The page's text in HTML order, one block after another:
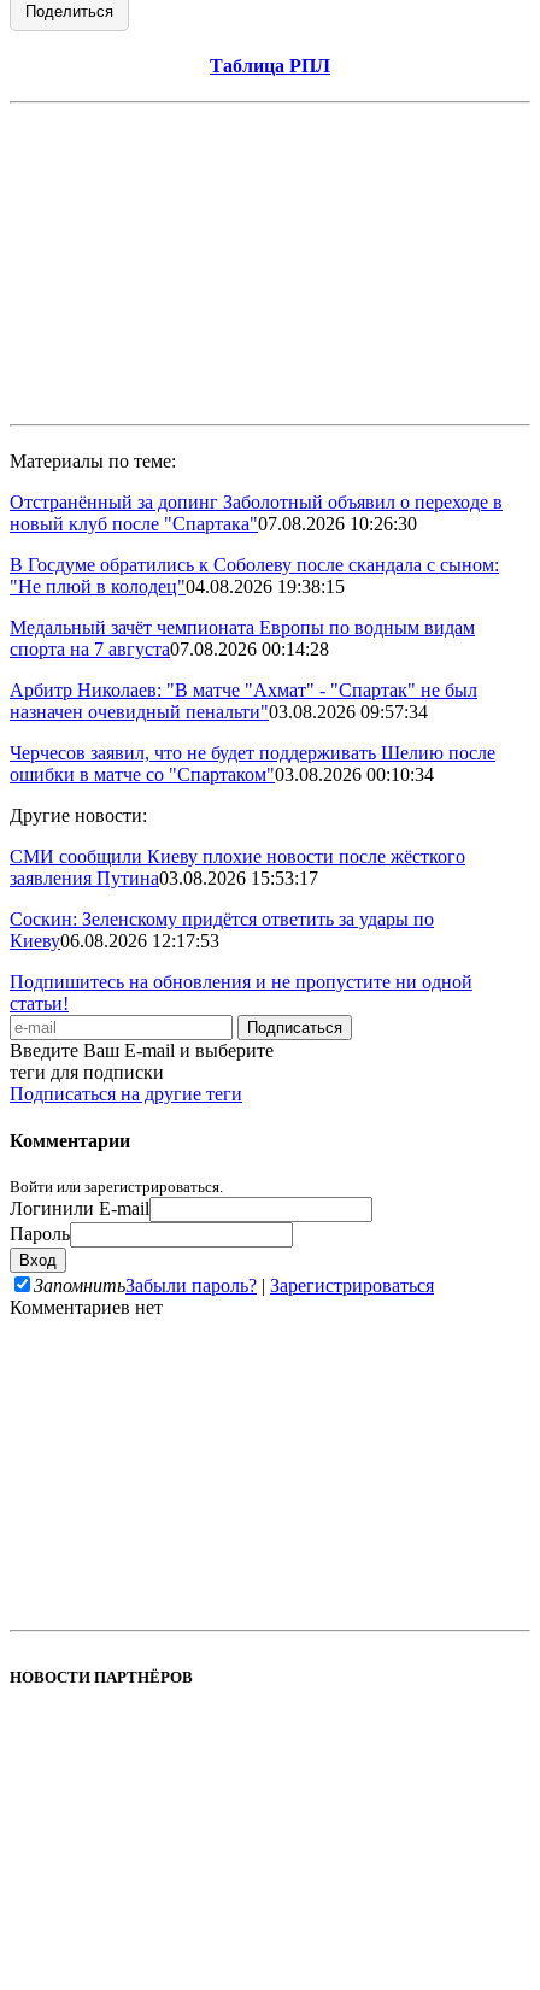
Поделиться
Таблица РПЛ
Материалы по теме:
Отстранённый за допинг Заболотный объявил о переходе в
новый клуб после "Спартака"07.08.2026 10:26:30
В Госдуме обратились к Соболеву после скандала с сыном:
"Не плюй в колодец"04.08.2026 19:38:15
Медальный зачёт чемпионата Европы по водным видам
спорта на 7 августа07.08.2026 00:14:28
Арбитр Николаев: "В матче "Ахмат" - "Спартак" не был
назначен очевидный пенальти"03.08.2026 09:57:34
Черчесов заявил, что не будет поддерживать Шелию после
ошибки в матче со "Спартаком"03.08.2026 00:10:34
Другие новости:
СМИ сообщили Киеву плохие новости после жёсткого
заявления Путина03.08.2026 15:53:17
Соскин: Зеленскому придётся ответить за удары по
Киеву06.08.2026 12:17:53
Подпишитесь на обновления и не пропустите ни одной
статьи!
Введите Ваш E-mail и выберите
теги для подписки
Подписаться на другие теги
Комментарии
Войти или зарегистрироваться.
Логинили E-mail
Пароль
ЗапомнитьЗабыли пароль? | Зарегистрироваться
Комментариев нет
НОВОСТИ ПАРТНЁРОВ